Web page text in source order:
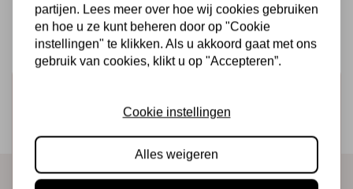
Ontvang als eerste onze actie en nieuwe producten
direct in je mailbox!
partijen. Lees meer over hoe wij cookies gebruiken
en hoe u ze kunt beheren door op "Cookie
instellingen" te klikken. Als u akkoord gaat met ons
gebruik van cookies, klikt u op "Accepteren”.
Cookie instellingen
Alles weigeren